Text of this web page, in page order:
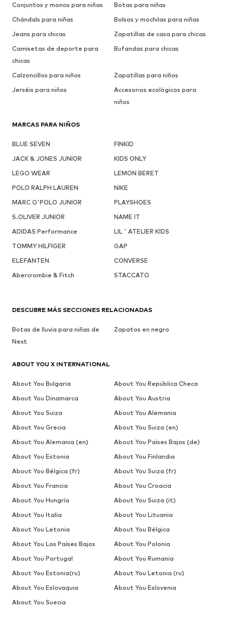
Conjuntos y monos para niñas
Botas para niñas
Chándals para niñas
Bolsos y mochilas para niñas
Jeans para chicas
Zapatillas de casa para chicas
Camisetas de deporte para
chicas
Bufandas para chicas
Calzoncillos para niños
Zapatillas para niños
Jerséis para niños
Accesorios ecológicos para
niños
MARCAS PARA NIÑOS
BLUE SEVEN
FINKID
JACK & JONES JUNIOR
KIDS ONLY
LEGO WEAR
LEMON BERET
POLO RALPH LAUREN
NIKE
MARC O'POLO JUNIOR
PLAYSHOES
S.OLIVER JUNIOR
NAME IT
ADIDAS Performance
LIL ' ATELIER KIDS
TOMMY HILFIGER
GAP
ELEFANTEN
CONVERSE
Abercrombie & Fitch
STACCATO
DESCUBRE MÁS SECCIONES RELACIONADAS
Botas de lluvia para niñas de
Next
Zapatos en negro
ABOUT YOU X INTERNATIONAL
About You Bulgaria
About You República Checa
About You Dinamarca
About You Austria
About You Suiza
About You Alemania
About You Grecia
About You Suiza (en)
About You Alemania (en)
About You Países Bajos (de)
About You Estonia
About You Finlandia
About You Bélgica (fr)
About You Suiza (fr)
About You Francia
About You Croacia
About You Hungría
About You Suiza (it)
About You Italia
About You Lituania
About You Letonia
About You Bélgica
About You Los Países Bajos
About You Polonia
About You Portugal
About You Rumania
About You Estonia(ru)
About You Letonia (ru)
About You Eslovaquia
About You Eslovenia
About You Suecia